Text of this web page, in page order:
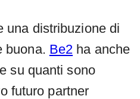
una distribuzione di
buona. Be2 ha anche
su quanti sono
futuro partner